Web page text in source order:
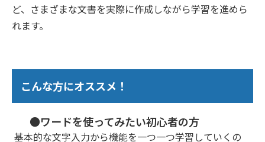
ど、さまざまな文書を実際に作成しながら学習を進めら
れます。
こんな方にオススメ！
●ワードを使ってみたい初心者の方
基本的な文字入力から機能を一つ一つ学習していくの